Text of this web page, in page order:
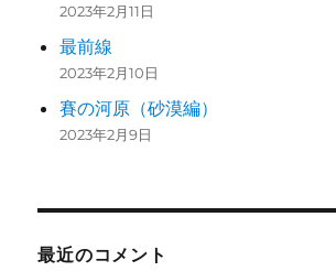
2023年2月11日
最前線
2023年2月10日
賽の河原（砂漠編）
2023年2月9日
最近のコメント